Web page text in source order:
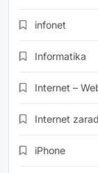
infonet
Informatika
Internet –
Internet
iPhone